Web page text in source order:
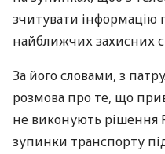
зчитувати інформацію
найближчих захисних
За його словами, з
розмова про те, що
не виконують рішення
зупинки транспорту